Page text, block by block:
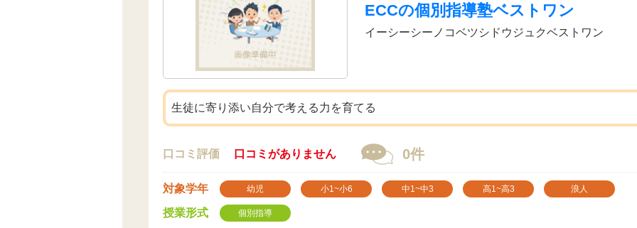
ECCの個別指導塾ベストワン
イーシーシーノコベツシドウジュクベストワン
生徒に寄り添い自分で考える力を育てる
口コミ評価 口コミがありません 0件
対象学年 幼児 小1~小6 中1~中3 高1~高3 浪人
授業形式 個別指導